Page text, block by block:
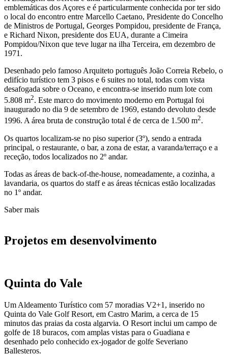
emblemáticas dos Açores e é particularmente conhecida por ter sido
o local do encontro entre Marcello Caetano, Presidente do Concelho
de Ministros de Portugal, Georges Pompidou, presidente de França,
e Richard Nixon, presidente dos EUA, durante a Cimeira
Pompidou/Nixon que teve lugar na ilha Terceira, em dezembro de
1971.​
Desenhado pelo famoso Arquiteto português João Correia Rebelo, o
edifício turístico tem 3 pisos e 6 suites no total, todas com vista
desafogada sobre o Oceano, e encontra-se inserido num lote com
5.808 m2. Este marco do movimento moderno em Portugal foi
inaugurado no dia 9 de setembro de 1969, estando devoluto desde
1996. A área bruta de construção total é de cerca de 1.500 m2.​
Os quartos localizam-se no piso superior (3º), sendo a entrada
principal, o restaurante, o bar, a zona de estar, a varanda/terraço e a
receção, todos localizados no 2º andar.
Todas as áreas de back-of-the-house, nomeadamente, a cozinha, a
lavandaria, os quartos do staff e as áreas técnicas estão localizadas
no 1º andar.​
Saber mais
Projetos em desenvolvimento
Quinta do Vale
Um Aldeamento Turístico com 57 moradias V2+1, inserido no
Quinta do Vale Golf Resort, em Castro Marim, a cerca de 15
minutos das praias da costa algarvia. O Resort inclui um campo de
golfe de 18 buracos, com amplas vistas para o Guadiana e
desenhado pelo conhecido ex-jogador de golfe Severiano
Ballesteros.​